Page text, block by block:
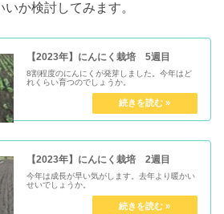
か検討してみます。
【2023年】にんにく栽培 5週目
8割程度のにんにくが発芽しました。今年はど
れくらい育つのでしょうか。
【2023年】にんにく栽培 2週目
今年は成長が早い気がします。去年より暖かい
せいでしょうか。